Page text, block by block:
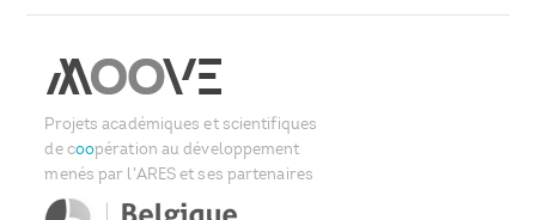
Projets académiques et scientifiques
de coopération au développement
menés par l'ARES et ses partenaires